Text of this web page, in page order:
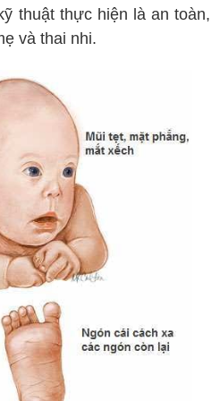
thuật thực hiện là an toàn,
và thai nhi.